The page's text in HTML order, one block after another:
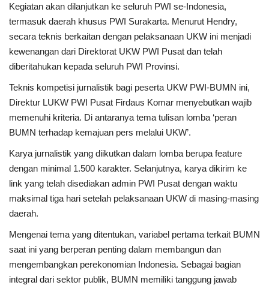
Kegiatan akan dilanjutkan ke seluruh PWI se-Indonesia,
termasuk daerah khusus PWI Surakarta. Menurut Hendry,
secara teknis berkaitan dengan pelaksanaan UKW ini menjadi
kewenangan dari Direktorat UKW PWI Pusat dan telah
diberitahukan kepada seluruh PWI Provinsi.
Teknis kompetisi jurnalistik bagi peserta UKW PWI-BUMN ini,
Direktur LUKW PWI Pusat Firdaus Komar menyebutkan wajib
memenuhi kriteria. Di antaranya tema tulisan lomba ‘peran
BUMN terhadap kemajuan pers melalui UKW’.
Karya jurnalistik yang diikutkan dalam lomba berupa feature
dengan minimal 1.500 karakter. Selanjutnya, karya dikirim ke
link yang telah disediakan admin PWI Pusat dengan waktu
maksimal tiga hari setelah pelaksanaan UKW di masing-masing
daerah.
Mengenai tema yang ditentukan, variabel pertama terkait BUMN
saat ini yang berperan penting dalam membangun dan
mengembangkan perekonomian Indonesia. Sebagai bagian
integral dari sektor publik, BUMN memiliki tanggung jawab